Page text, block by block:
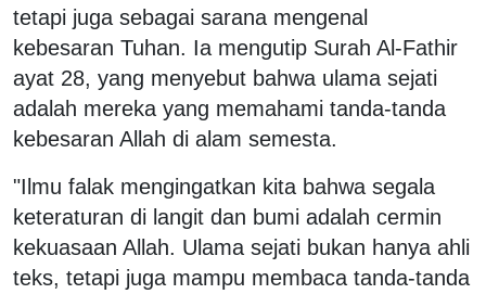
tetapi juga sebagai sarana mengenal
kebesaran Tuhan. Ia mengutip Surah Al-Fathir
ayat 28, yang menyebut bahwa ulama sejati
adalah mereka yang memahami tanda-tanda
kebesaran Allah di alam semesta.
"Ilmu falak mengingatkan kita bahwa segala
keteraturan di langit dan bumi adalah cermin
kekuasaan Allah. Ulama sejati bukan hanya ahli
teks, tetapi juga mampu membaca tanda-tanda